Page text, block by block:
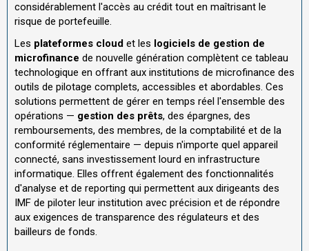
considérablement l'accès au crédit tout en maîtrisant le
risque de portefeuille.
Les plateformes cloud et les logiciels de gestion de
microfinance de nouvelle génération complètent ce tableau
technologique en offrant aux institutions de microfinance des
outils de pilotage complets, accessibles et abordables. Ces
solutions permettent de gérer en temps réel l'ensemble des
opérations — gestion des prêts, des épargnes, des
remboursements, des membres, de la comptabilité et de la
conformité réglementaire — depuis n'importe quel appareil
connecté, sans investissement lourd en infrastructure
informatique. Elles offrent également des fonctionnalités
d'analyse et de reporting qui permettent aux dirigeants des
IMF de piloter leur institution avec précision et de répondre
aux exigences de transparence des régulateurs et des
bailleurs de fonds.